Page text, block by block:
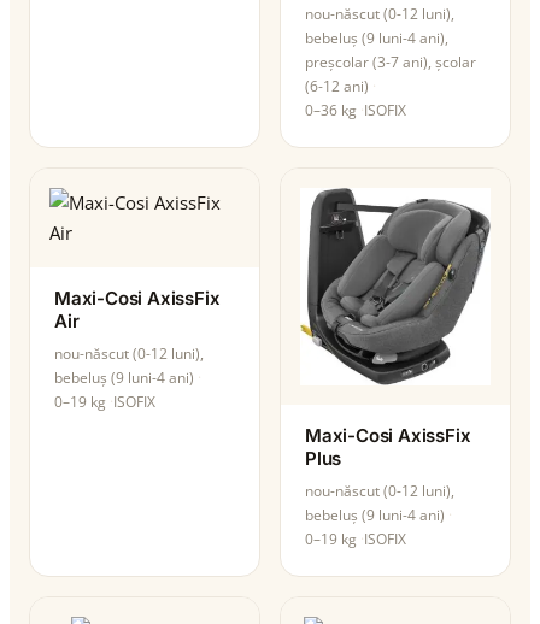
nou-născut (0-12 luni),
bebeluș (9 luni-4 ani),
preșcolar (3-7 ani), școlar
(6-12 ani)
0–36 kg ISOFIX
Maxi-Cosi AxissFix
Air
nou-născut (0-12 luni),
bebeluș (9 luni-4 ani)
0–19 kg ISOFIX
Maxi-Cosi AxissFix
Plus
nou-născut (0-12 luni),
bebeluș (9 luni-4 ani)
0–19 kg ISOFIX